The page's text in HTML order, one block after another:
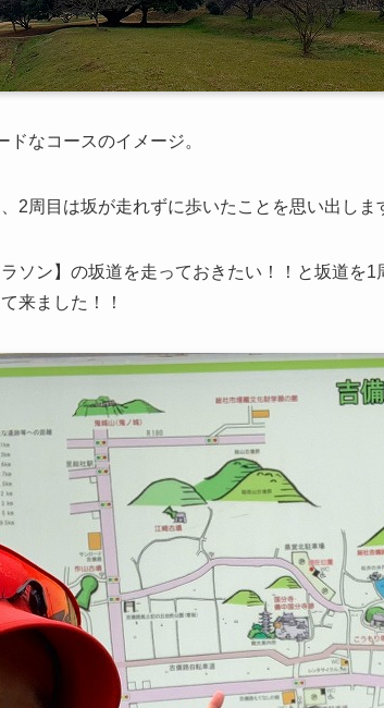
なコースのイメージ。
2周目は坂が走れずに歩いたことを思い出しま
ソン】の坂道を走っておきたい！！と坂道を
来ました！！